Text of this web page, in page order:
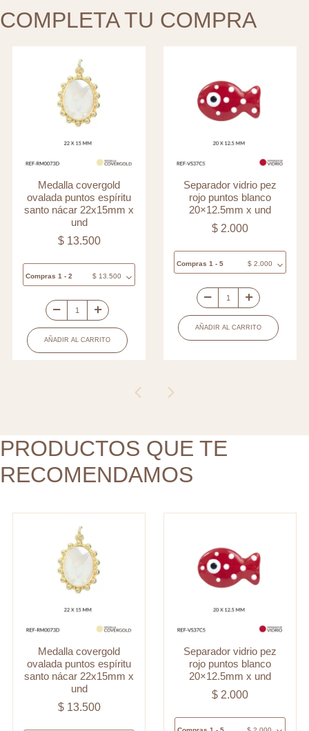
COMPLETA TU COMPRA
Medalla covergold
ovalada puntos espíritu
santo nácar 22x15mm x
und
$13.500
Compras 1 - 2 $13.500
Medalla
covergold
ovalada
22x15mm
x
und
AÑADIR AL CARRITO
Separador vidrio pez
rojo puntos blanco
20×12.5mm x und
$ 2.000
Compras 1 - 5 $2.000
Separador
vidrio
pez
und
AÑADIR AL CARRITO
PRODUCTOS QUE TE
RECOMENDAMOS
Medalla covergold
ovalada puntos espíritu
santo nácar 22x15mm x
und
$13.500
Separador vidrio pez
rojo puntos blanco
20×12.5mm x und
$ 2.000